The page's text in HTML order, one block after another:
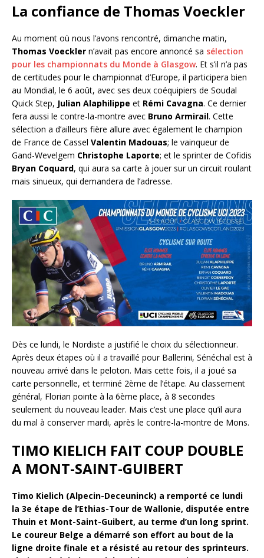
La confiance de Thomas Voeckler
Au moment où nous l’avons rencontré, dimanche matin,
Thomas Voeckler n’avait pas encore annoncé sa sélection
pour les championnats du Monde à Glasgow. Et s’il n’a pas
de certitudes pour le championnat d’Europe, il participera bien
au Mondial, le 6 août, avec ses deux coéquipiers de Soudal
Quick Step, Julian Alaphilippe et Rémi Cavagna. Ce dernier
fera aussi le contre-la-montre avec Bruno Armirail. Cette
sélection a d’ailleurs fière allure avec également le champion
de France de Cassel Valentin Madouas; le vainqueur de
Gand-Wevelgem Christophe Laporte; et le sprinter de Cofidis
Bryan Coquard, qui aura sa carte à jouer sur un circuit roulant
mais sinueux, qui demandera de l’adresse.
Dès ce lundi, le Nordiste a justifié le choix du sélectionneur.
Après deux étapes où il a travaillé pour Ballerini, Sénéchal est à
nouveau arrivé dans le peloton. Mais cette fois, il a joué sa
carte personnelle, et terminé 2ème de l’étape. Au classement
général, Florian pointe à la 6ème place, à 8 secondes
seulement du nouveau leader. Mais c’est une place qu’il aura
du mal à conserver mardi, après le contre-la-montre de Mons.
TIMO KIELICH FAIT COUP DOUBLE
A MONT-SAINT-GUIBERT
Timo Kielich (Alpecin-Deceuninck) a remporté ce lundi
la 3e étape de l’Ethias-Tour de Wallonie, disputée entre
Thuin et Mont-Saint-Guibert, au terme d’un long sprint.
Le coureur Belge a démarré son effort au bout de la
ligne droite finale et a résisté au retour des sprinteurs.